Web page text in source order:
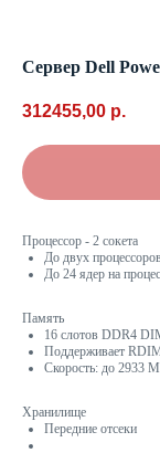
Сервер Dell
312455,00 р.
Процессор - 2 сокета
До двух
До 24 ядер на
Память
16 слотов DDR4
Поддерживает
Скорость: до 2933
Хранилище
Передние отсеки